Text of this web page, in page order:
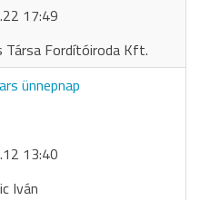
17:49
Társa Fordítóiroda Kft.
ünnepnap
13:40
Iván